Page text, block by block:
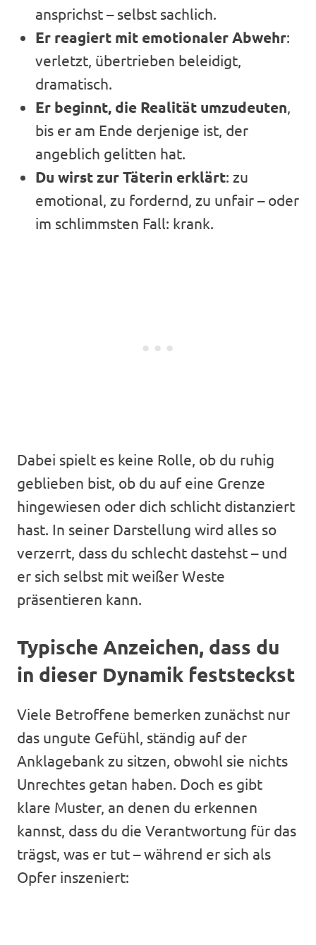
ansprichst – selbst sachlich.
Er reagiert mit emotionaler Abwehr:
verletzt, übertrieben beleidigt,
dramatisch.
Er beginnt, die Realität umzudeuten
bis er am Ende derjenige ist, der
angeblich gelitten hat.
Du wirst zur Täterin erklärt: zu
emotional, zu fordernd, zu unfair – oder
im schlimmsten Fall: krank.
Dabei spielt es keine Rolle, ob du ruhig
geblieben bist, ob du auf eine Grenze
hingewiesen oder dich schlicht distanziert
hast. In seiner Darstellung wird alles so
verzerrt, dass du schlecht dastehst – und
er sich selbst mit weißer Weste
präsentieren kann.
Typische Anzeichen, dass du
in dieser Dynamik feststeckst
Viele Betroffene bemerken zunächst nur
das ungute Gefühl, ständig auf der
Anklagebank zu sitzen, obwohl sie nichts
Unrechtes getan haben. Doch es gibt
klare Muster, an denen du erkennen
kannst, dass du die Verantwortung für das
trägst, was er tut – während er sich als
Opfer inszeniert: